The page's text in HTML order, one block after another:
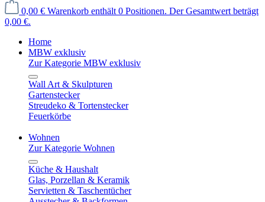
0,00 € Warenkorb enthält 0 Positionen. Der Gesamtwert beträgt
0,00 €.
Home
MBW exklusiv
Zur Kategorie MBW exklusiv
Wall Art & Skulpturen
Gartenstecker
Streudeko & Tortenstecker
Feuerkörbe
Wohnen
Zur Kategorie Wohnen
Küche & Haushalt
Glas, Porzellan & Keramik
Servietten & Taschentücher